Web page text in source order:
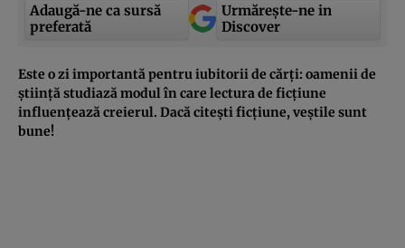
Adaugă-ne ca sursă
preferată
Urmărește-ne in
Discover
Este o zi importantă pentru iubitorii de cărți: oamenii de
știință studiază modul în care lectura de ficțiune
influențează creierul. Dacă citești ficțiune, veștile sunt
bune!